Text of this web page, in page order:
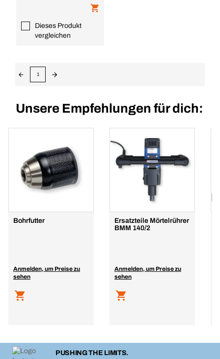
Dieses Produkt
vergleichen
1
Unsere Empfehlungen für dich:
Bohrfutter
Anmelden, um Preise zu
sehen
Ersatzteile Mörtelrührer
BMM 140/2
Anmelden, um Preise zu
sehen
PUSHING THE LIMITS.